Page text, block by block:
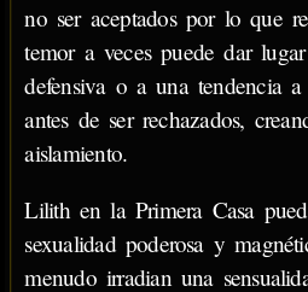
no ser aceptados por lo que
temor a veces puede dar
defensiva o a una tendencia
antes de ser rechazados,
aislamiento.
Lilith en la Primera Casa
sexualidad poderosa y
menudo irradian una